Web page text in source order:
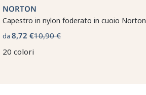
NORTON
Capestro in nylon foderato in cuoio Norton
da 8,72 €10,90 €
20 colori